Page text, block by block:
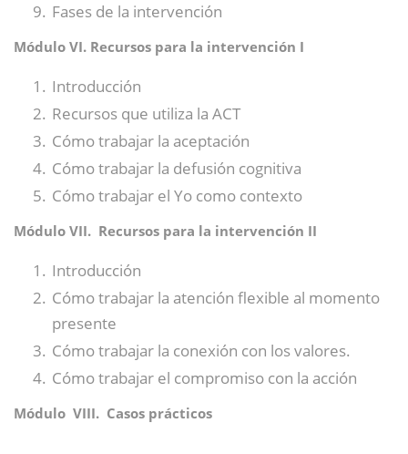
Fases de la intervención
Módulo VI. Recursos para la intervención I
Introducción
Recursos que utiliza la ACT
Cómo trabajar la aceptación
Cómo trabajar la defusión cognitiva
Cómo trabajar el Yo como contexto
Módulo VII. Recursos para la intervención II
Introducción
Cómo trabajar la atención flexible al momento
presente
Cómo trabajar la conexión con los valores.
Cómo trabajar el compromiso con la acción
Módulo VIII. Casos prácticos